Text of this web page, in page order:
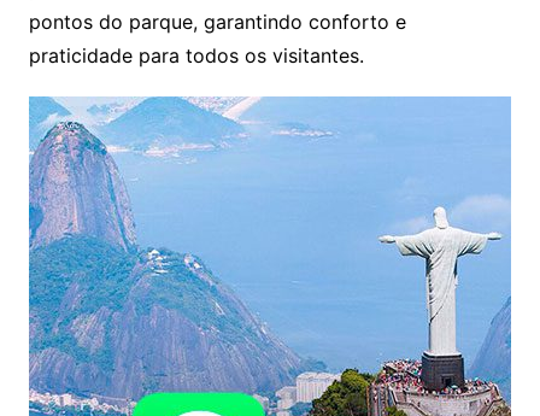
pontos do parque, garantindo conforto e
praticidade para todos os visitantes.